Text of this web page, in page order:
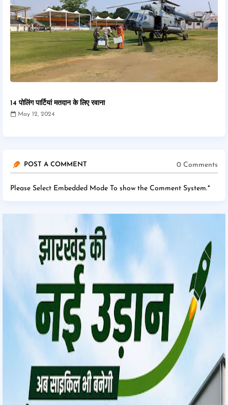
14 पोलिंग पार्टियां मतदान के लिए रवाना
May 12, 2024
POST A COMMENT 0 Comments
Please Select Embedded Mode To show the Comment System.*